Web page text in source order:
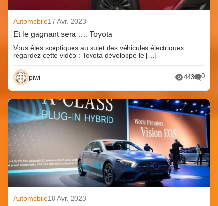
Automobile17 Avr. 2023
Et le gagnant sera …. Toyota
Vous êtes sceptiques au sujet des véhicules électriques…
regardez cette vidéo : Toyota développe le […]
piwi 443 0
Automobile18 Avr. 2023